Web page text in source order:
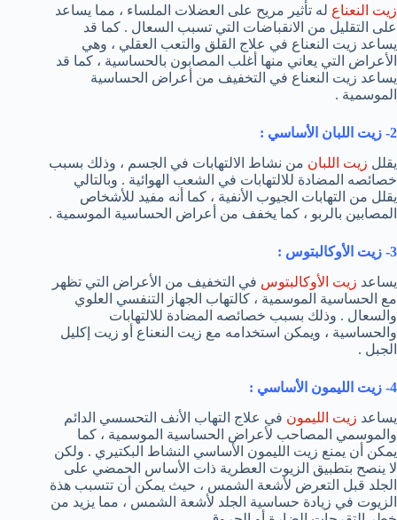
زيت النعناع له تأثير مريح على العضلات الملساء ، مما يساعد
على التقليل من الانقباضات التي تسبب السعال . كما قد
يساعد زيت النعناع في علاج القلق والتعب العقلي ، وهي
الأعراض التي يعاني منها أغلب المصابون بالحساسية ، كما قد
يساعد زيت النعناع في التخفيف من أعراض الحساسية
الموسمية .
2- زيت اللبان الأساسي :
يقلل زيت اللبان من نشاط الالتهابات في الجسم ، وذلك بسبب
خصائصه المضادة للالتهابات في الشعب الهوائية . وبالتالي
يقلل من التهابات الجيوب الأنفية ، كما أنه مفيد للأشخاص
المصابين بالربو ، كما يخفف من أعراض الحساسية الموسمية .
3- زيت الأوكالبتوس :
يساعد زيت الأوكالبتوس في التخفيف من الأعراض التي تظهر
مع الحساسية الموسمية ، كالتهاب الجهاز التنفسي العلوي
والسعال . وذلك بسبب خصائصه المضادة للالتهابات
والحساسية ، ويمكن استخدامه مع زيت النعناع أو زيت إكليل
الجبل .
4- زيت الليمون الأساسي :
يساعد زيت الليمون في علاج التهاب الأنف التحسسي الدائم
والموسمي المصاحب لأعراض الحساسية الموسمية ، كما
يمكن أن يمنع زيت الليمون الأساسي النشاط البكتيري . ولكن
لا ينصح بتطبيق الزيوت العطرية ذات الأساس الحمضي على
الجلد قبل التعرض لأشعة الشمس ، حيث يمكن أن تتسبب هذة
الزيوت في زيادة حساسية الجلد لأشعة الشمس ، مما يزيد من